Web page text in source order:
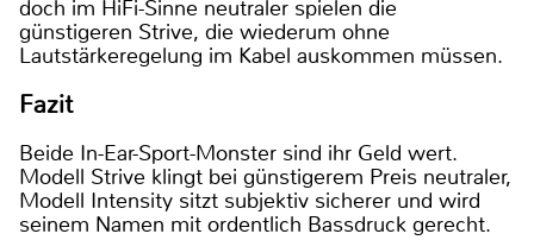
doch im HiFi-Sinne neutraler spielen die
günstigeren Strive, die wiederum ohne
Lautstärkeregelung im Kabel auskommen müssen.
Fazit
Beide In-Ear-Sport-Monster sind ihr Geld wert.
Modell Strive klingt bei günstigerem Preis neutraler,
Modell Intensity sitzt subjektiv sicherer und wird
seinem Namen mit ordentlich Bassdruck gerecht.